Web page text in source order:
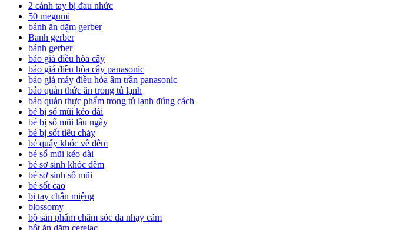
2 cánh tay bị đau nhức
50 megumi
bánh ăn dặm gerber
Banh gerber
bánh gerber
báo giá điều hòa cây
báo giá điều hòa cây panasonic
báo giá máy điều hòa âm trần panasonic
bảo quản thức ăn trong tủ lạnh
bảo quản thực phẩm trong tủ lạnh đúng cách
bé bị sổ mũi kéo dài
bé bị sổ mũi lâu ngày
bé bị sốt tiêu chảy
bé quấy khóc về đêm
bé sổ mũi kéo dài
bé sơ sinh khóc đêm
bé sơ sinh sổ mũi
bé sốt cao
bị tay chân miệng
blossomy
bộ sản phẩm chăm sóc da nhạy cảm
bột ăn dặm cerelac